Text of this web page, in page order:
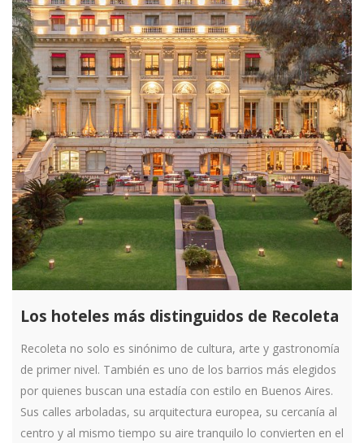
Los hoteles más distinguidos de Recoleta
Recoleta no solo es sinónimo de cultura, arte y gastronomía
de primer nivel. También es uno de los barrios más elegidos
por quienes buscan una estadía con estilo en Buenos Aires.
Sus calles arboladas, su arquitectura europea, su cercanía al
centro y al mismo tiempo su aire tranquilo lo convierten en el